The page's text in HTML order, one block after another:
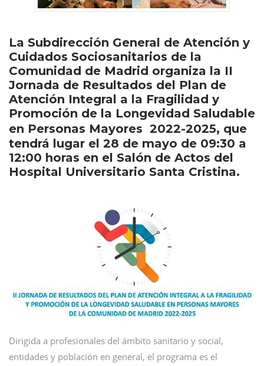
La Subdirección General de Atención y
Cuidados Sociosanitarios de la
Comunidad de Madrid organiza la II
Jornada de Resultados del Plan de
Atención Integral a la Fragilidad y
Promoción de la Longevidad Saludable
en Personas Mayores 2022-2025, que
tendrá lugar el 28 de mayo de 09:30 a
12:00 horas en el Salón de Actos del
Hospital Universitario Santa Cristina.
Dirigida a profesionales del ámbito sanitario y social,
entidades y población en general, el programa es el